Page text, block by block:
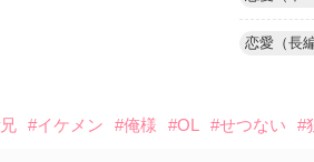
恋愛（長編
#イケメン #俺様 #OL #せつない #